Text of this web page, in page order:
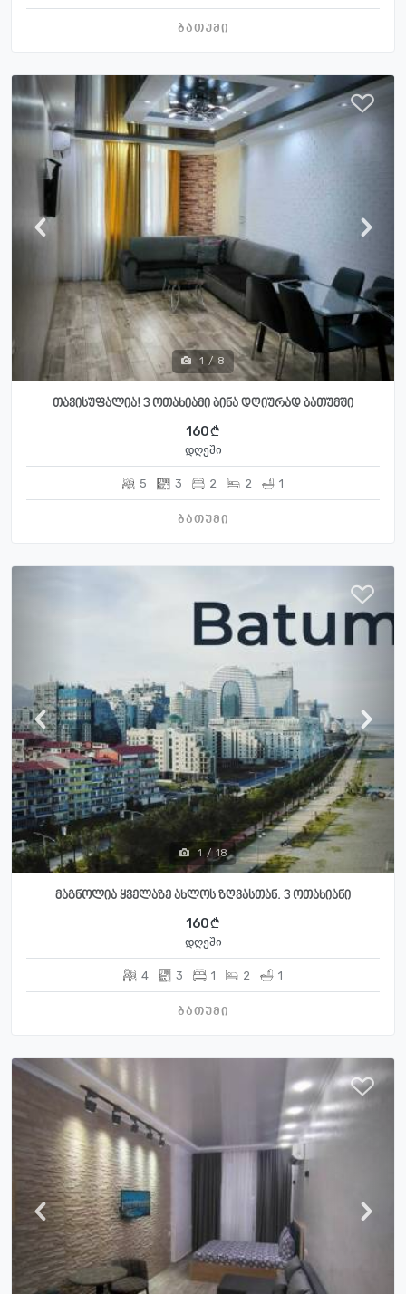
ბათუმი
1 / 8
თავისუფალია! 3 ოთახიამი ბინა დღიურად ბათუმში
160
დღეში
5 3 2 2 1
ბათუმი
1 / 18
მაგნოლია ყველაზე ახლოს ზღვასთან. 3 ოთახიანი
160
დღეში
4 3 1 2 1
ბათუმი